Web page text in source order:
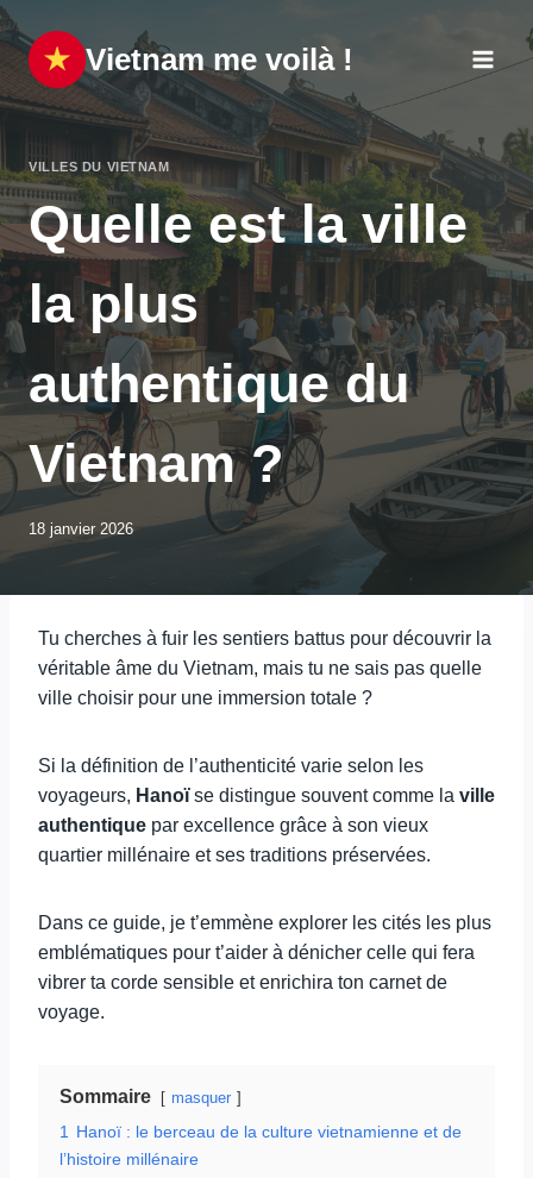
Aller
au
contenu
Vietnam me voilà !
VILLES DU VIETNAM
Quelle est la ville
la plus
authentique du
Vietnam ?
18 janvier 2026
Tu cherches à fuir les sentiers battus pour découvrir la
véritable âme du Vietnam, mais tu ne sais pas quelle
ville choisir pour une immersion totale ?
Si la définition de l’authenticité varie selon les
voyageurs, Hanoïse distingue souvent comme la ville
authentique par excellence grâce à son vieux
quartier millénaire et ses traditions préservées.
Dans ce guide, je t’emmène explorer les cités les plus
emblématiques pour t’aider à dénicher celle qui fera
vibrer ta corde sensible et enrichira ton carnet de
voyage.
Sommaire masquer
1
Hanoï : le berceau de la culture vietnamienne et de
l’histoire millénaire